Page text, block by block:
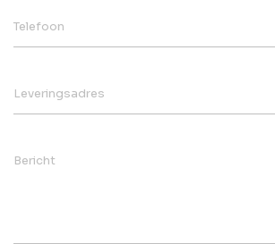
Telefoon
Leveringsadres
Bericht